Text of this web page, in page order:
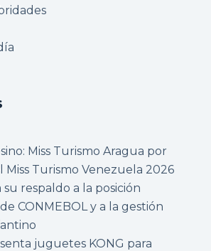
Miss Turismo Aragua por
Miss Turismo Venezuela 2026
su respaldo a la posición
CONMEBOL y a la gestión
juguetes KONG para